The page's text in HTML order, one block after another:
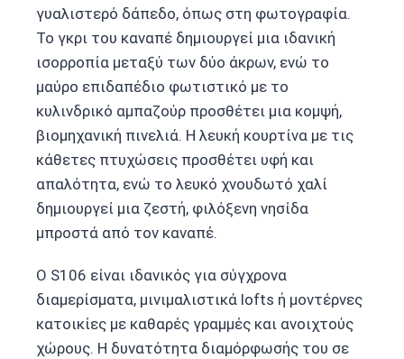
γυαλιστερό δάπεδο, όπως στη φωτογραφία.
Το γκρι του καναπέ δημιουργεί μια ιδανική
ισορροπία μεταξύ των δύο άκρων, ενώ το
μαύρο επιδαπέδιο φωτιστικό με το
κυλινδρικό αμπαζούρ προσθέτει μια κομψή,
βιομηχανική πινελιά. Η λευκή κουρτίνα με τις
κάθετες πτυχώσεις προσθέτει υφή και
απαλότητα, ενώ το λευκό χνουδωτό χαλί
δημιουργεί μια ζεστή, φιλόξενη νησίδα
μπροστά από τον καναπέ.
Ο S106 είναι ιδανικός για σύγχρονα
διαμερίσματα, μινιμαλιστικά lofts ή μοντέρνες
κατοικίες με καθαρές γραμμές και ανοιχτούς
χώρους. Η δυνατότητα διαμόρφωσής του σε